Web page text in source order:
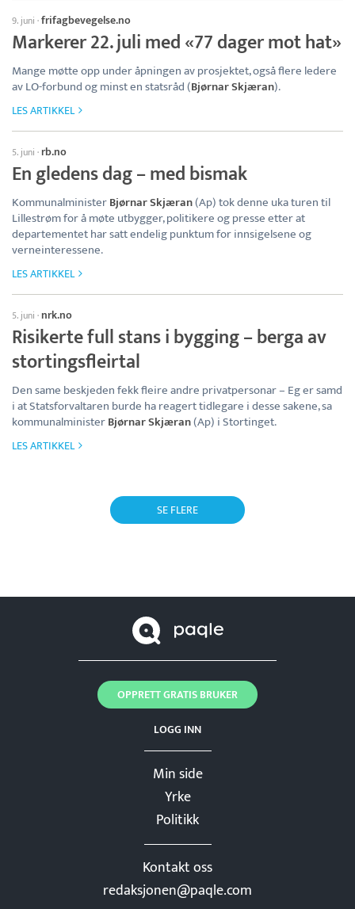
9. juni ·frifagbevegelse.no
Markerer 22. juli med «77 dager mot hat»
Mange møtte opp under åpningen av prosjektet, også flere ledere
av LO-forbund og minst en statsråd (Bjørnar Skjæran).
LES ARTIKKEL
5. juni · rb.no
En gledens dag – med bismak
KommunalministerBjørnar Skjæran(Ap) tok denne uka turen til
Lillestrøm for å møte utbygger, politikere og presse etter at
departementet har satt endelig punktum for innsigelsene og
verneinteressene.
LES ARTIKKEL
5. juni · nrk.no
Risikerte full stans i bygging – berga av
stortingsfleirtal
Den same beskjeden fekk fleire andre privatpersonar – Eg er samd
i at Statsforvaltaren burde ha reagert tidlegare i desse sakene, sa
kommunalministerBjørnar Skjæran(Ap) i Stortinget.
LES ARTIKKEL
SE FLERE
Min side
Yrke
Politikk
Kontakt oss
redaksjonen@paqle.com
LOGG INN
OPPRETT GRATIS BRUKER